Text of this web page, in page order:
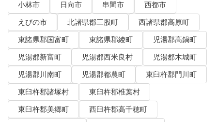
小林市
日向市 串間市
西都市
えびの市
北諸県郡三股町
西諸県郡高原町
東諸県郡国富町
東諸県郡綾町
児湯郡高鍋町
児湯郡新富町
児湯郡西米良村
児湯郡木城町
児湯郡川南町
児湯郡都農町
東臼杵郡門川町
東臼杵郡諸塚村
東臼杵郡椎葉村
東臼杵郡美郷町
西臼杵郡高千穂町